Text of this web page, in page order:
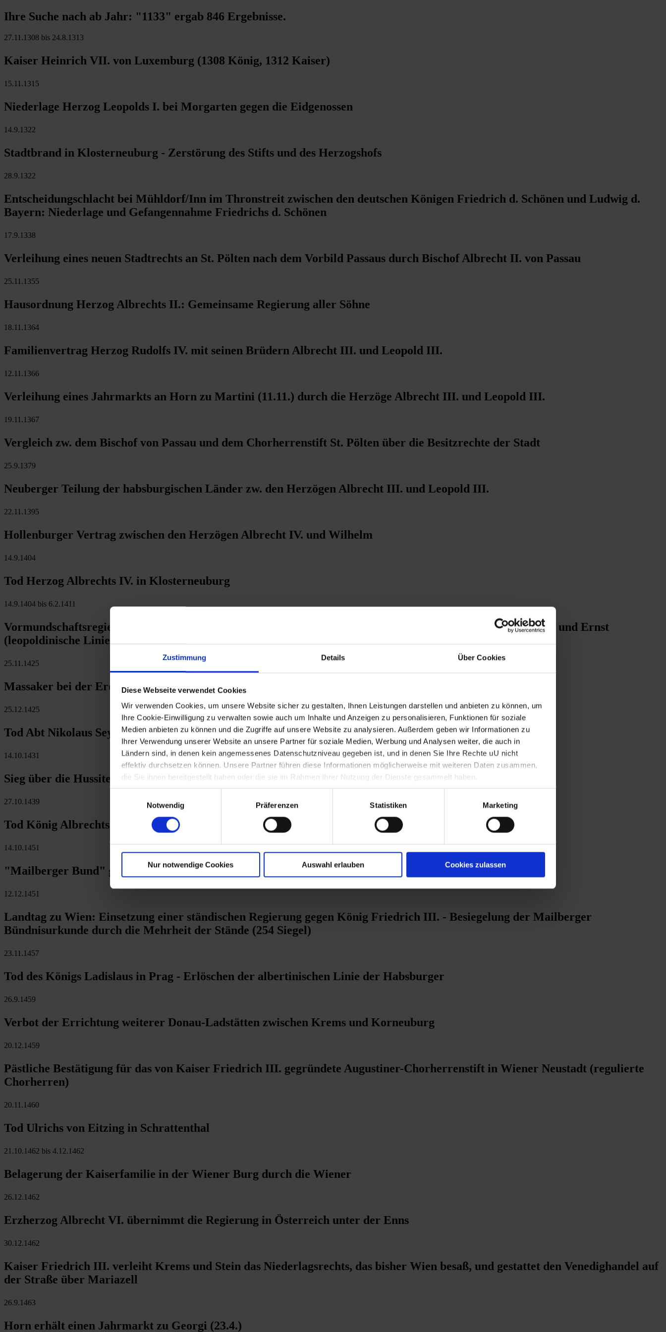
Zustimmung Details Über Cookies
Diese Webseite verwendet Cookies
Wir verwenden Cookies, um unsere Website sicher zu gestalten, Ihnen Leistungen darstellen und anbieten zu können, um
Ihre Cookie-Einwilligung zu verwalten sowie auch um Inhalte und Anzeigen zu personalisieren, Funktionen für soziale
Medien anbieten zu können und die Zugriffe auf unsere Website zu analysieren. Außerdem geben wir Informationen zu
Ihrer Verwendung unserer Website an unsere Partner für soziale Medien, Werbung und Analysen weiter, die auch in
Ländern sind, in denen kein angemessenes Datenschutzniveau gegeben ist, und in denen Sie Ihre Rechte uU nicht
effektiv durchsetzen können. Unsere Partner führen diese Informationen möglicherweise mit weiteren Daten zusammen,
die Sie ihnen bereitgestellt haben oder die sie im Rahmen Ihrer Nutzung der Dienste gesammelt haben.
Notwendig
Präferenzen Statistiken Marketing
Nur notwendige Cookies Auswahl erlauben Cookies zulassen
Ihre Suche nach ab Jahr: "1133" ergab 846 Ergebnisse.
27.11.1308 bis 24.8.1313
Kaiser Heinrich VII. von Luxemburg (1308 König, 1312 Kaiser)
15.11.1315
Niederlage Herzog Leopolds I. bei Morgarten gegen die Eidgenossen
14.9.1322
Stadtbrand in Klosterneuburg - Zerstörung des Stifts und des Herzogshofs
28.9.1322
Entscheidungschlacht bei Mühldorf/Inn im Thronstreit zwischen den deutschen Königen Friedrich d. Schönen und Ludwig d.
Bayern: Niederlage und Gefangennahme Friedrichs d. Schönen
17.9.1338
Verleihung eines neuen Stadtrechts an St. Pölten nach dem Vorbild Passaus durch Bischof Albrecht II. von Passau
25.11.1355
Hausordnung Herzog Albrechts II.: Gemeinsame Regierung aller Söhne
18.11.1364
Familienvertrag Herzog Rudolfs IV. mit seinen Brüdern Albrecht III. und Leopold III.
12.11.1366
Verleihung eines Jahrmarkts an Horn zu Martini (11.11.) durch die Herzöge Albrecht III. und Leopold III.
19.11.1367
Vergleich zw. dem Bischof von Passau und dem Chorherrenstift St. Pölten über die Besitzrechte der Stadt
25.9.1379
Neuberger Teilung der habsburgischen Länder zw. den Herzögen Albrecht III. und Leopold III.
22.11.1395
Hollenburger Vertrag zwischen den Herzögen Albrecht IV. und Wilhelm
14.9.1404
Tod Herzog Albrechts IV. in Klosterneuburg
14.9.1404 bis 6.2.1411
Vormundschaftsregierung für Herzog Albrecht V. (albertinische Linie) durch die Herzöge Wilhelm, Leopold und Ernst
(leopoldinische Linie)
25.11.1425
Massaker bei der Eroberung von Retz durch die Hussiten (über 1000 Tote)
25.12.1425
Tod Abt Nikolaus Seyringers von Melk, Initiator der Melker Reform
14.10.1431
Sieg über die Hussiten in der Schlacht bei Waidhofen/Thaya (bei Thaya oder Kirchberg/Wild?)
27.10.1439
Tod König Albrechts II. in Ungarn
14.10.1451
"Mailberger Bund" gegen König Friedrich III. (Adelsbündnis)
12.12.1451
Landtag zu Wien: Einsetzung einer ständischen Regierung gegen König Friedrich III. - Besiegelung der Mailberger
Bündnisurkunde durch die Mehrheit der Stände (254 Siegel)
23.11.1457
Tod des Königs Ladislaus in Prag - Erlöschen der albertinischen Linie der Habsburger
26.9.1459
Verbot der Errichtung weiterer Donau-Ladstätten zwischen Krems und Korneuburg
20.12.1459
Pästliche Bestätigung für das von Kaiser Friedrich III. gegründete Augustiner-Chorherrenstift in Wiener Neustadt (regulierte
Chorherren)
20.11.1460
Tod Ulrichs von Eitzing in Schrattenthal
21.10.1462 bis 4.12.1462
Belagerung der Kaiserfamilie in der Wiener Burg durch die Wiener
26.12.1462
Erzherzog Albrecht VI. übernimmt die Regierung in Österreich unter der Enns
30.12.1462
Kaiser Friedrich III. verleiht Krems und Stein das Niederlagsrechts, das bisher Wien besaß, und gestattet den Venedighandel auf
der Straße über Mariazell
26.9.1463
Horn erhält einen Jahrmarkt zu Georgi (23.4.)